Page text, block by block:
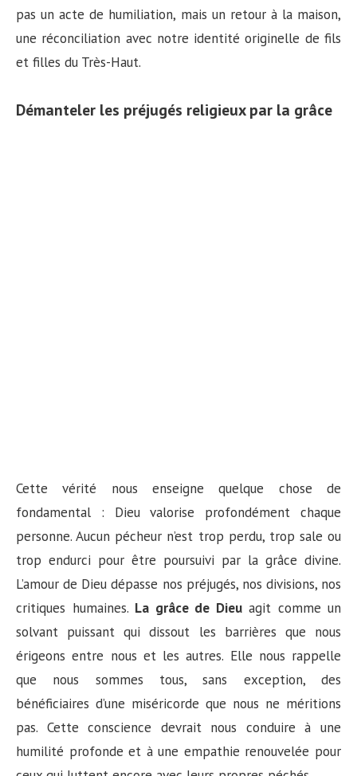
pas un acte de humiliation, mais un retour à la maison,
une réconciliation avec notre identité originelle de fils
et filles du Très-Haut.
Démanteler les préjugés religieux par la grâce
Cette vérité nous enseigne quelque chose de
fondamental : Dieu valorise profondément chaque
personne. Aucun pécheur n’est trop perdu, trop sale ou
trop endurci pour être poursuivi par la grâce divine.
L’amour de Dieu dépasse nos préjugés, nos divisions, nos
critiques humaines. La grâce de Dieuagit comme un
solvant puissant qui dissout les barrières que nous
érigeons entre nous et les autres. Elle nous rappelle
que nous sommes tous, sans exception, des
bénéficiaires d’une miséricorde que nous ne méritions
pas. Cette conscience devrait nous conduire à une
humilité profonde et à une empathie renouvelée pour